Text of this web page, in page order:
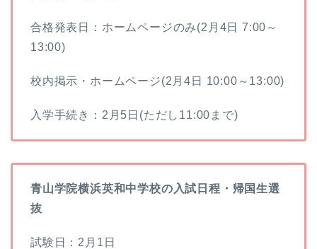
合格発表日：ホームページのみ(2月4日 7:00～
13:00)
校内掲示・ホームページ(2月4日 10:00～13:00)
入学手続き：2月5日(ただし11:00まで)
青山学院横浜英和中学校の入試日程・帰国生選
抜
試験日：2月1日